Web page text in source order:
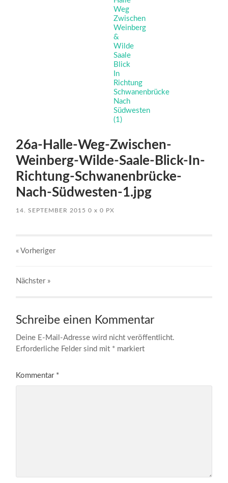
26a-Halle-Weg-Zwischen-
Weinberg-Wilde-Saale-Blick-In-
Richtung-Schwanenbrücke-
Nach-Südwesten-1.jpg
14. SEPTEMBER 2015 0x 0 PX
« Vorheriger
Nächster »
Schreibe einen Kommentar
Deine E-Mail-Adresse wird nicht veröffentlicht.
Erforderliche Felder sind mit * markiert
Kommentar *